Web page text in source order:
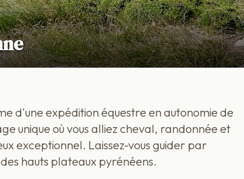
d'une expédition équestre en autonomie de
unique où vous alliez cheval, randonnée et
exceptionnel. Laissez-vous guider par
hauts plateaux pyrénéens.